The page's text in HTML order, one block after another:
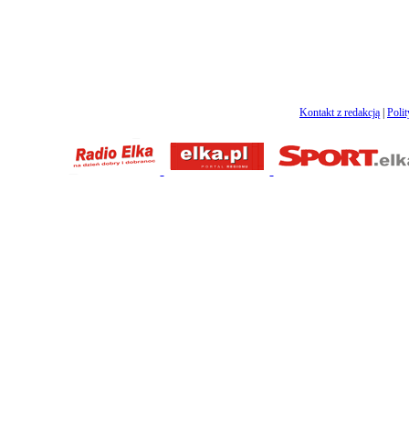
Kontakt z redakcją